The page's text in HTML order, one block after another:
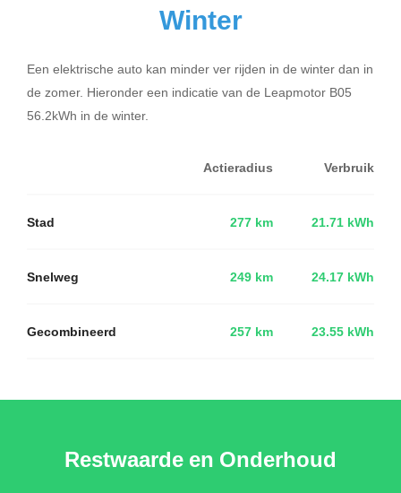
Winter
Een elektrische auto kan minder ver rijden in de winter dan in
de zomer. Hieronder een indicatie van de Leapmotor B05
56.2kWh in de winter.
Actieradius Verbruik
Stad 277 km 21.71 kWh
Snelweg 249 km 24.17 kWh
Gecombineerd 257 km 23.55 kWh
Restwaarde en Onderhoud